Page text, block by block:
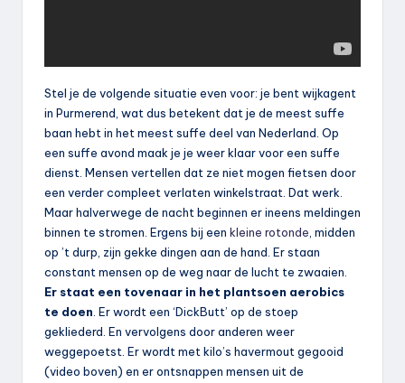
Stel je de volgende situatie even voor: je bent wijkagent
in Purmerend, wat dus betekent dat je de meest suffe
baan hebt in het meest suffe deel van Nederland. Op
een suffe avond maak je je weer klaar voor een suffe
dienst. Mensen vertellen dat ze niet mogen fietsen door
een verder compleet verlaten winkelstraat. Dat werk.
Maar halverwege de nacht beginnen er ineens meldingen
binnen te stromen. Ergens bij een kleine rotonde, midden
op ’t durp, zijn gekke dingen aan de hand. Er staan
constant mensen op de weg naar de lucht te zwaaien.
Er staat een tovenaar in het plantsoen aerobics
te doen. Er wordt een ‘DickButt’ op de stoep
gekliederd. En vervolgens door anderen weer
weggepoetst. Er wordt met kilo’s havermout gegooid
(video boven) en er ontsnappen mensen uit de